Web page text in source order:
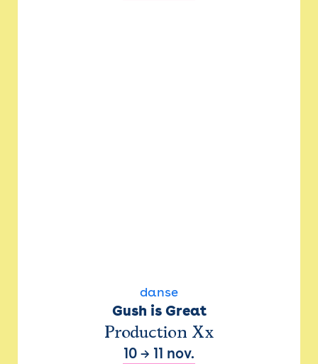
danse
Gush is Great
Production Xx
10 → 11 nov.